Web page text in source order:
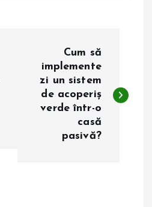
Cum să
implemente
zi un sistem
de acoperiș
verde într-o
casă
pasivă?